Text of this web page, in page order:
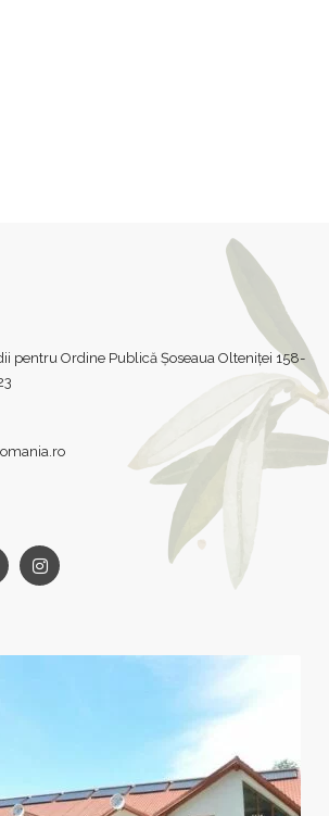
pentru Ordine Publică Șoseaua Olteniței 158-